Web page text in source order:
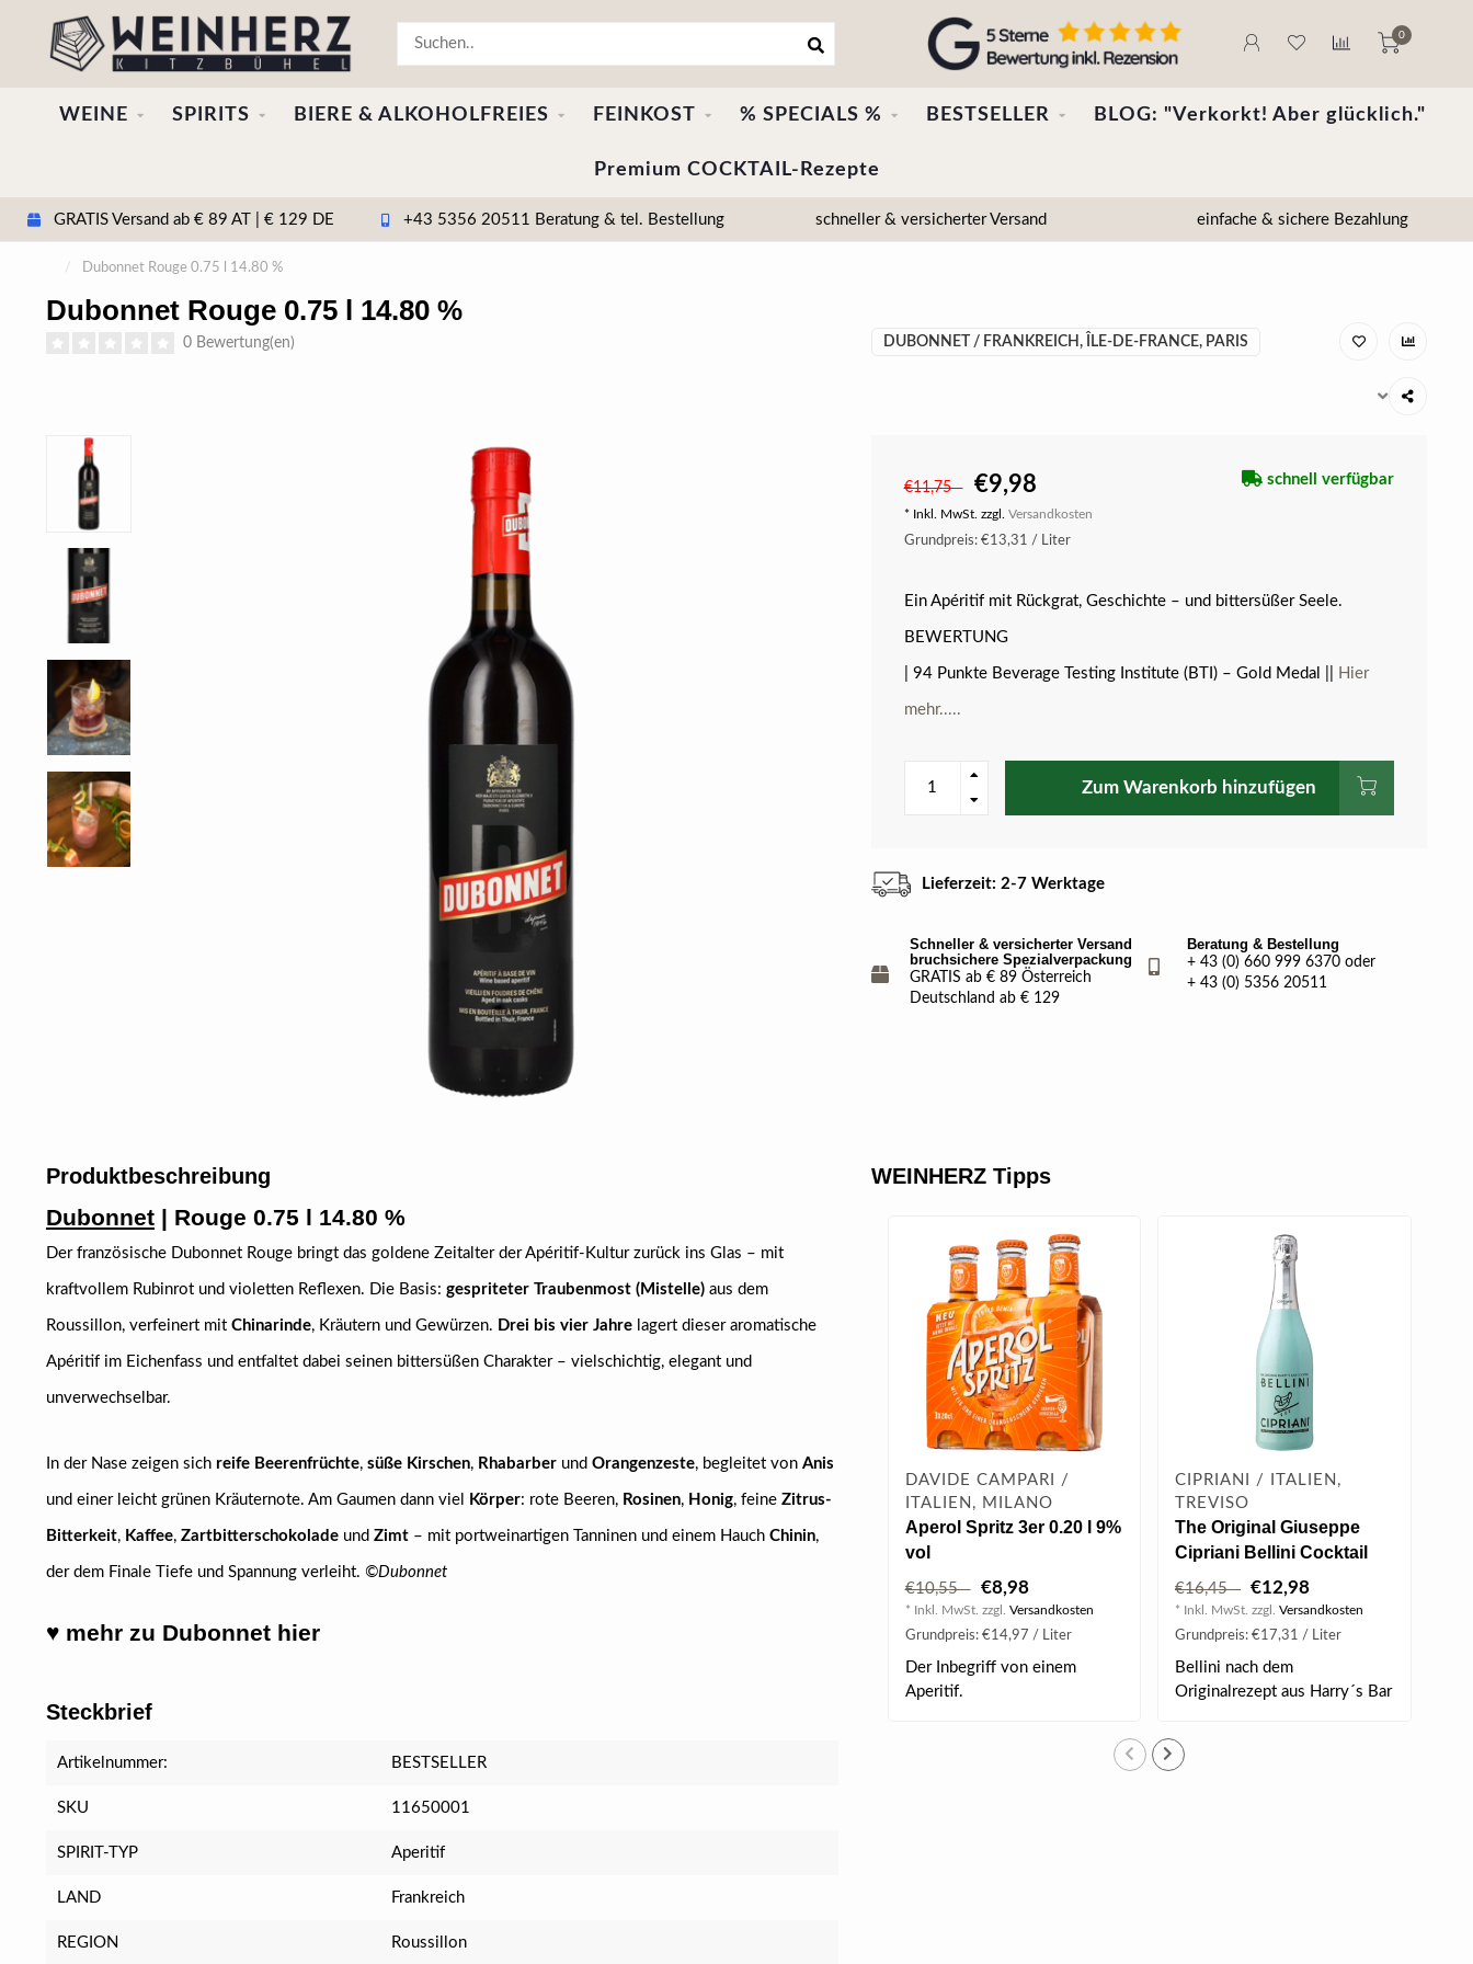
0
WEINE SPIRITS BIERE & ALKOHOLFREIES FEINKOST % SPECIALS % BESTSELLER BLOG: "Verkorkt! Aber glücklich."
Premium COCKTAIL-Rezepte
GRATIS Versand ab € 89 AT | € 129 DE +43 5356 20511 Beratung & tel. Bestellung schneller & versicherter Versand einfache & sichere Bezahlung
/ Dubonnet Rouge 0.75 l 14.80 %
Dubonnet Rouge 0.75 l 14.80 %
0 Bewertung(en) DUBONNET / FRANKREICH, ÎLE-DE-FRANCE, PARIS
€11,75 €9,98
* Inkl. MwSt. zzgl. Versandkosten
schnell verfügbar
Grundpreis: €13,31 / Liter
Ein Apéritif mit Rückgrat, Geschichte – und bittersüßer Seele.
BEWERTUNG
| 94 Punkte Beverage Testing Institute (BTI) – Gold Medal || Hier
mehr.....
Zum Warenkorb hinzufügen
Lieferzeit: 2-7 Werktage
Schneller & versicherter Versand
bruchsichere Spezialverpackung
GRATIS ab € 89 Österreich
Deutschland ab € 129
Beratung & Bestellung
+ 43 (0) 660 999 6370 oder
+ 43 (0) 5356 20511
Produktbeschreibung
Dubonnet | Rouge 0.75 l 14.80 %
Der französische Dubonnet Rouge bringt das goldene Zeitalter der Apéritif-Kultur zurück ins Glas – mit
kraftvollem Rubinrot und violetten Reflexen. Die Basis: gespriteter Traubenmost (Mistelle) aus dem
Roussillon, verfeinert mit Chinarinde, Kräutern und Gewürzen. Drei bis vier Jahre lagert dieser aromatische
Apéritif im Eichenfass und entfaltet dabei seinen bittersüßen Charakter – vielschichtig, elegant und
unverwechselbar.
In der Nase zeigen sich reife Beerenfrüchte, süße Kirschen, Rhabarber und Orangenzeste, begleitet von Anis
und einer leicht grünen Kräuternote. Am Gaumen dann viel Körper: rote Beeren, Rosinen, Honig, feine Zitrus-
Bitterkeit, Kaffee, Zartbitterschokolade und Zimt – mit portweinartigen Tanninen und einem Hauch Chinin,
der dem Finale Tiefe und Spannung verleiht. ©Dubonnet
♥ mehr zu Dubonnet hier
Steckbrief
Artikelnummer: BESTSELLER
SKU 11650001
SPIRIT-TYP Aperitif
LAND Frankreich
REGION Roussillon
WEINHERZ Tipps
DAVIDE CAMPARI /
ITALIEN, MILANO
Aperol Spritz 3er 0.20 l 9%
vol
€10,55 €8,98
* Inkl. MwSt. zzgl. Versandkosten
Grundpreis: €14,97 / Liter
Der Inbegriff von einem
Aperitif.
CIPRIANI / ITALIEN,
TREVISO
The Original Giuseppe
Cipriani Bellini Cocktail
0.75 l 5.50% vol
€16,45 €12,98
* Inkl. MwSt. zzgl. Versandkosten
Grundpreis: €17,31 / Liter
Bellini nach dem
Originalrezept aus Harry´s Bar